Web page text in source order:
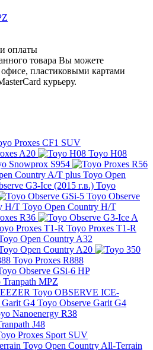
оплаты
товара Вы можете
пластиковыми картами
курьеру.
Proxes CF1 SUV
A20
Toyo H08
Snowprox S954
Toyo Open
Toyo
Toyo Observe
Toyo Open Country H/T
R36
Toyo Proxes T1-R
Open Country A32
Open Country A20
Toyo Proxes R888
Observe GSi-6 HP
Tranpath MPZ
Toyo OBSERVE ICE-
Toyo Observe Garit G4
Nanoenergy R38
J48
Proxes Sport SUV
Toyo Open Country All-Terrain